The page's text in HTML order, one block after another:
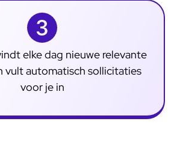
elke dag nieuwe relevante
vult automatisch sollicitaties
voor je in